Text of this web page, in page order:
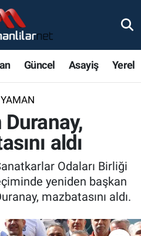
Güncel Asayiş Yerel
aldı
Odaları Birliği
yeniden başkan
mazbatasını aldı.
ve Fikstür